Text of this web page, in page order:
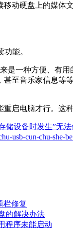
硬盘上的媒体
读功能。
一种方便、有用
至音乐家信息等
电脑才行。这种
储设备时发生”无法
usb-cun-chu-she-
栏修复
的解决办法
程序未能启动